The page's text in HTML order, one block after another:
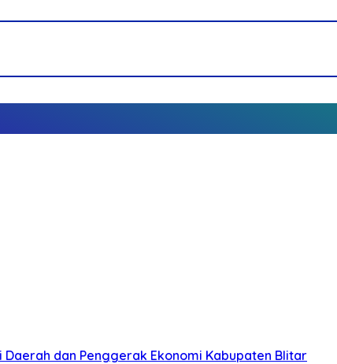
Daerah dan Penggerak Ekonomi Kabupaten Blitar